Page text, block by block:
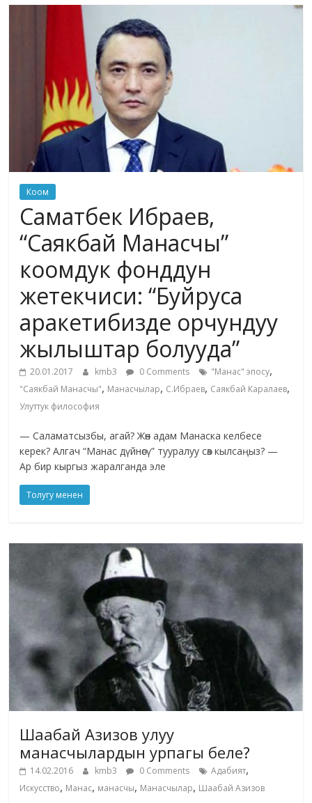
Коом
Саматбек Ибраев,
“Саякбай Манасчы”
коомдук фонддун
жетекчиси: “Буйруса
аракетибизде орчундуу
жылыштар болууда”
20.01.2017 kmb3 0 Comments "Манас" эпосу,
"Саякбай Манасчы", Манасчылар, С.Ибраев, Саякбай Каралаев,
Улуттук философия
— Саламатсызбы, агай? Жөн адам Манаска келбесе
керек? Алгач “Манас дүйнөсү” тууралуу сөз кылсаңыз? —
Ар бир кыргыз жаралганда эле
Толугу менен
Шаабай Азизов улуу
манасчылардын урпагы беле?
14.02.2016 kmb3 0 Comments Адабият,
Искусство, Манас, манасчы, Манасчылар, Шаабай Азизов